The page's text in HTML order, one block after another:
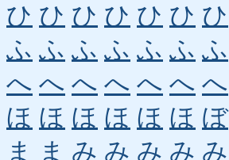
ひ ひ ひ ひ ひ ひ ひ
ふ ふ ふ ふ ふ ふ ふ
へ へ へ へ へ へ へ
ほ ほ ほ ほ ほ ほ ぼ
ま
ま み み み み み